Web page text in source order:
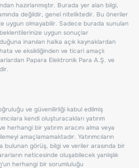
hazırlanmıştır. Burada yer alan bilgi,
değildir, genel niteliktedir. Bu öneriler
uygun olmayabilir. Sadece burada sunulan
beklentilerinize uygun sonuçlar
inanılan halka açık kaynaklardan
ve eksikliğinden ve ticari amaçlı
Papara Elektronik Para A.Ş. ve
ve güvenilirliği kabul edilmiş
kendi oluşturacakları yatırım
herhangi bir yatırım aracını alma veya
amaçlamamaktadır. Yatırımcıların
bulunan görüş, bilgi ve veriler arasında bir
neticesinde oluşabilecek yanlışlık
'un herhangi bir sorumluluğu